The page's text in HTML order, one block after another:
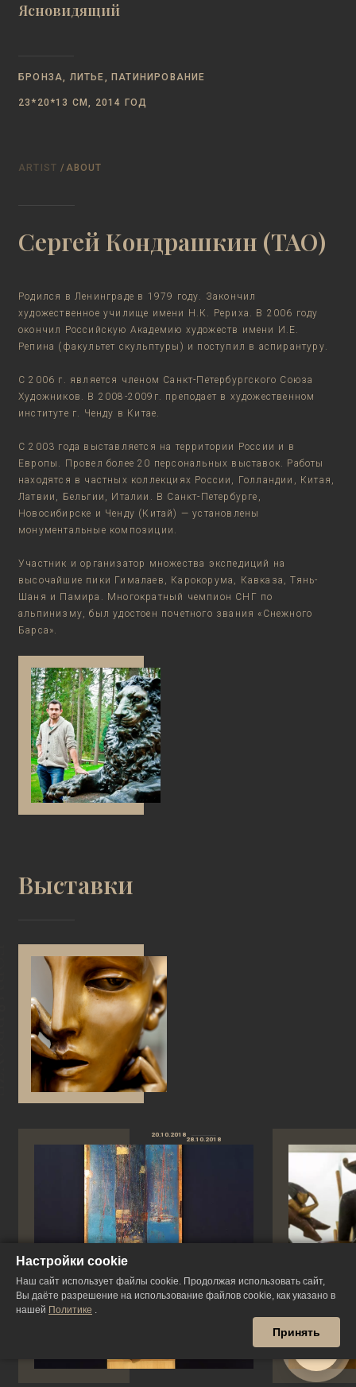
Ясновидящий
БРОНЗА, ЛИТЬЕ, ПАТИНИРОВАНИЕ
23*20*13 СМ, 2014 ГОД
ARTIST /ABOUT
Сергей Кондрашкин (ТАО)
Родился в Ленинграде в 1979 году. Закончил
художественное училище имени Н.К. Рериха. В 2006 году
окончил Российскую Академию художеств имени И.Е.
Репина (факультет скульптуры) и поступил в аспирантуру.
С 2006 г. является членом Санкт-Петербургского Союза
Художников. В 2008-2009г. преподает в художественном
институте г. Ченду в Китае.
С 2003 года выставляется на территории России и в
Европы. Провел более 20 персональных выставок. Работы
находятся в частных коллекциях России, Голландии, Китая,
Латвии, Бельгии, Италии. В Санкт-Петербурге,
Новосибирске и Ченду (Китай) — установлены
монументальные композиции.
Участник и организатор множества экспедиций на
высочайшие пики Гималаев, Карокорума, Кавказа, Тянь-
Шаня и Памира. Многократный чемпион СНГ по
альпинизму, был удостоен почетного звания «Снежного
Барса».
Выставки
20.10.2018
28.10.2018
Настройки cookie
Наш сайт использует файлы cookie. Продолжая использовать сайт,
Вы даёте разрешение на использование файлов cookie, как указано в
нашей Политике .
Принять